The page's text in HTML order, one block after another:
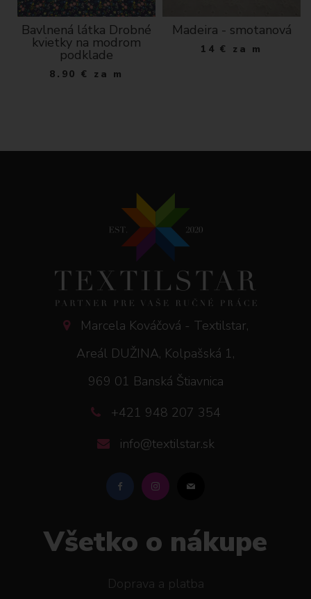
Bavlnená látka Drobné
kvietky na modrom
podklade
8.90 € za m
Madeira - smotanová
14 € za m
Marcela Kováčová - Textilstar,
Areál DUŽINA, Kolpašská 1,
969 01 Banská Štiavnica
+421 948 207 354
info@textilstar.sk
Všetko o nákupe
Doprava a platba